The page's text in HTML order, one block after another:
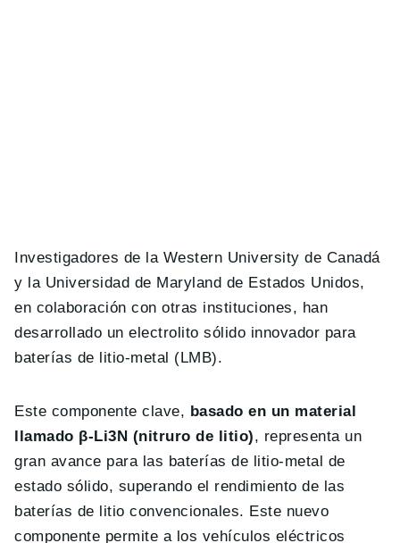
Investigadores de la Western University de Canadá
y la Universidad de Maryland de Estados Unidos,
en colaboración con otras instituciones, han
desarrollado un electrolito sólido innovador para
baterías de litio-metal (LMB).
Este componente clave, basado en un material
llamado β-Li3N (nitruro de litio), representa un
gran avance para las baterías de litio-metal de
estado sólido, superando el rendimiento de las
baterías de litio convencionales. Este nuevo
componente permite a los vehículos eléctricos